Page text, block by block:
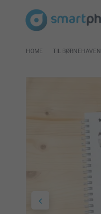
HOME TIL BØRNEHAVEN